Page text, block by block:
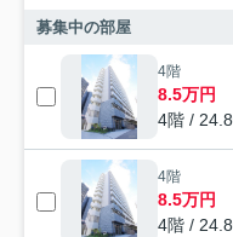
募集中の部屋
4階
8.5万円
4階 /
4階
8.5万円
4階 /